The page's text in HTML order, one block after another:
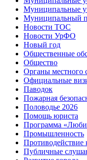
Муниципальные
Муниципальный
Новости ТОС
Новости УрФО
Новый год
Общественные
Общество
Органы местного
Официальные
Паводок
Пожарная
Половодье 2026
Помощь юриста
Программа
Промышленность
Противодействие
Публичные